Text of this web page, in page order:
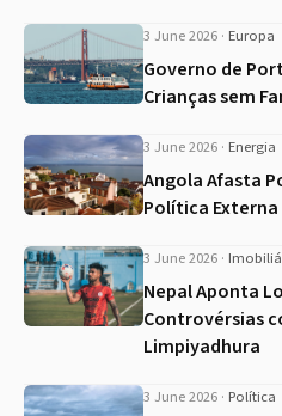
3 June 2026 · Europa
Governo de
Crianças sem
3 June 2026 · Energia
Angola Afasta
Política Externa
3 June 2026 ·
Nepal Aponta
Controvérsias
Limpiyadhura
3 June 2026 · Política